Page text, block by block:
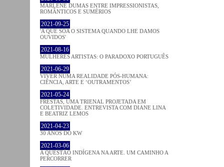
MARLENE DUMAS ENTRE IMPRESSIONISTAS,
ROMÂNTICOS E SUMÉRIOS
2021-09-25
'A QUE SOA O SISTEMA QUANDO LHE DAMOS
OUVIDOS'
2021-08-16
MULHERES ARTISTAS: O PARADOXO PORTUGUÊS
2021-06-29
VIVER NUMA REALIDADE PÓS-HUMANA:
CIÊNCIA, ARTE E ‘OUTRAMENTOS’
2021-05-24
FRESTAS, UMA TRIENAL PROJETADA EM
COLETIVIDADE. ENTREVISTA COM DIANE LINA
E BEATRIZ LEMOS
2021-04-23
30 ANOS DO KW
2021-03-06
A QUESTÃO INDÍGENA NA ARTE. UM CAMINHO A
PERCORRER